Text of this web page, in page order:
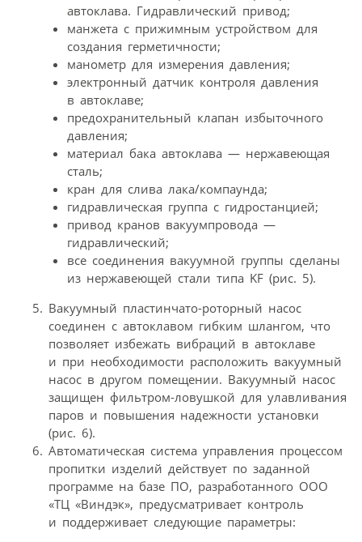
автоклава. Гидравлический привод;
манжета с прижимным устройством для
создания герметичности;
манометр для измерения давления;
электронный датчик контроля давления
в автоклаве;
предохранительный клапан избыточного
давления;
материал бака автоклава — нержавеющая
сталь;
кран для слива лака/компаунда;
гидравлическая группа с гидростанцией;
привод кранов вакуумпровода —
гидравлический;
все соединения вакуумной группы сделаны
из нержавеющей стали типа KF (рис. 5).
Вакуумный пластинчато-роторный насос
соединен с автоклавом гибким шлангом, что
позволяет избежать вибраций в автоклаве
и при необходимости расположить вакуумный
насос в другом помещении. Вакуумный насос
защищен фильтром-ловушкой для улавливания
паров и повышения надежности установки
(рис. 6).
Автоматическая система управления процессом
пропитки изделий действует по заданной
программе на базе ПО, разработанного ООО
«ТЦ «Виндэк», предусматривает контроль
и поддерживает следующие параметры: